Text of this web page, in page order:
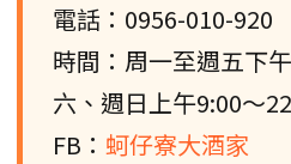
電話：0956-010-920
時間：周一至週五下
六、週日上午9:00～
FB： 蚵仔寮大酒家